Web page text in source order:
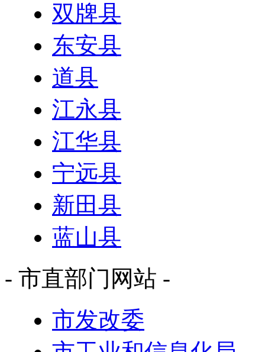
双牌县
东安县
道县
江永县
江华县
宁远县
新田县
蓝山县
- 市直部门网站 -
市发改委